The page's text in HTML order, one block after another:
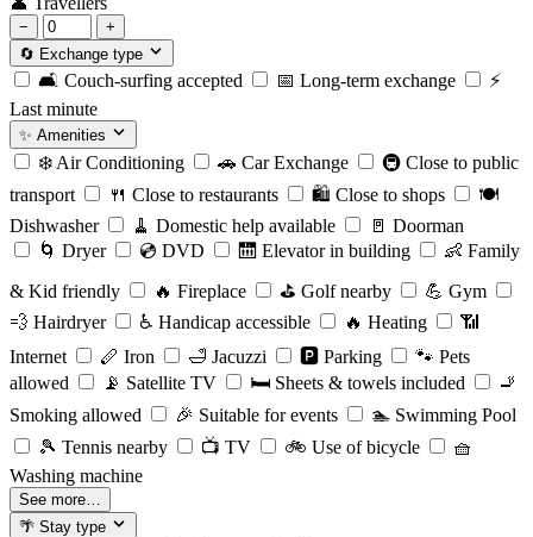
−
+
🔄 Exchange type
🛋️ Couch-surfing accepted 📅 Long-term exchange
⚡️
Last minute
✨ Amenities
❄️ Air Conditioning 🚗 Car Exchange 🚇 Close to public
transport
🍴 Close to restaurants 🛍️ Close to shops
🍽️
Dishwasher
🧹 Domestic help available 🚪 Doorman
🌀 Dryer 💿 DVD 🛗 Elevator in building 👶 Family
& Kid friendly
🔥 Fireplace ⛳️ Golf nearby 💪 Gym
💨 Hairdryer ♿️ Handicap accessible 🔥 Heating
📶
Internet
🪈 Iron 🛁 Jacuzzi 🅿️ Parking 🐾 Pets
allowed
📡 Satellite TV 🛏️ Sheets & towels included
🚬
Smoking allowed
🎉 Suitable for events 🏊 Swimming Pool
🎾 Tennis nearby 📺 TV 🚲 Use of bicycle
🧺
Washing machine
See more…
🌴 Stay type